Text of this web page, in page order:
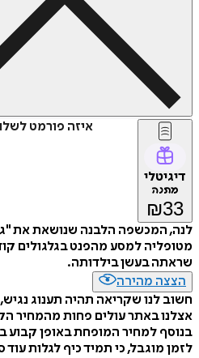
איזה פורמט
דיגיטלי
מתנה
₪33
לנה, המכשפה הלבנה שנושאת את
מטופליה למסע מהפנט בגלגולים
שראתה בעשן בילדותה.
הצצה מהירה
חשוב לנו שקריאה תהיה תענוג
אצלנו באתר עולים פחות מהמחיר
בנוסף למחיר המופחת באופן קבוע
לזמן מוגבל, כי תמיד כיף לגלות